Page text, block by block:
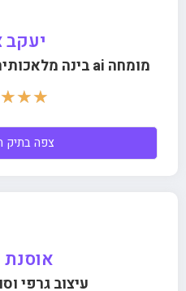
יעקב
מומחה ai בינה מלאכותית ומטמיע ai בארגונים
☆
☆
☆
צפה בתיק
אוסנת
עיצוב גרפי